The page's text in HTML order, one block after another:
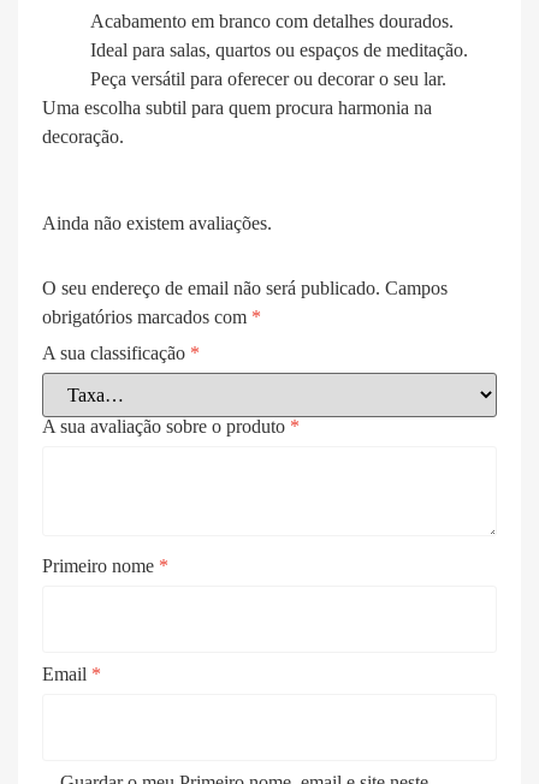
Acabamento em branco com detalhes dourados.
Ideal para salas, quartos ou espaços de meditação.
Peça versátil para oferecer ou decorar o seu lar.
Uma escolha subtil para quem procura harmonia na
decoração.
Ainda não existem avaliações.
O seu endereço de email não será publicado. Campos
obrigatórios marcados com *
A sua classificação *
A sua avaliação sobre o produto *
Primeiro nome *
Email *